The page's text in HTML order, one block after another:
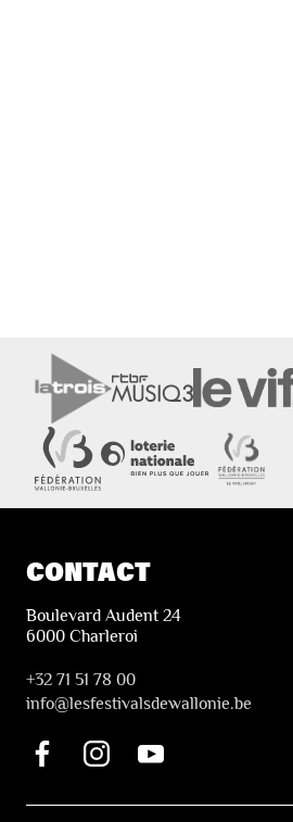
CONTACT
Boulevard Audent 24
6000 Charleroi
+32 71 51 78 00
info@lesfestivalsdewallonie.be